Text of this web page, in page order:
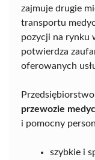
zajmuje drugie
transportu
pozycji na rynku
potwierdza
oferowanych
przewozie
i pomocny
szybkie i